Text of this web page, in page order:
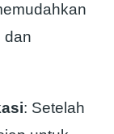
dan
: Setelah